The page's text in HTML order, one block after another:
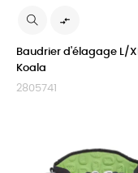

Baudrier d'élagage L/XL
Koala
2805741